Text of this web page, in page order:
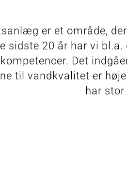
er et område,
sidste 20 år har vi
Det
til vandkvalitet er
har